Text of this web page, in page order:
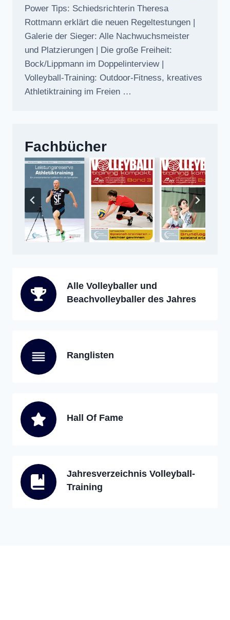
Power Tips: Schiedsrichterin Theresa
Rottmann erklärt die neuen Regeltestungen |
Galerie der Sieger: Alle Nachwuchsmeister
und Platzierungen | Die große Freiheit:
Bock/Lippmann im Doppelinterview |
Volleyball-Training: Outdoor-Fitness, kreatives
Athletiktraining im Freien …
Fachbücher
Alle Volleyballer und
Beachvolleyballer des Jahres
Ranglisten
Hall Of Fame
Jahresverzeichnis Volleyball-
Training